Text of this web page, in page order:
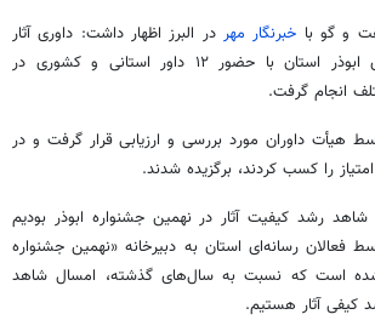
و گوبا خبرنگار مهر در البرز اظهار داشت: داوری آثار
نهمین جشنواره رسانه‌ای ابوذر استان با حضور ۱۲ داور استانی و کشوری در
انجام گرفت.
هیأت داوران مورد بررسی و ارزیابی قرار گرفت و در
را کسب کردند، برگزیده شدند.
شاهد رشد کیفیت آثار در نهمین جشنواره ابوذر بودیم
۶۰۲ اثر توسط فعالان رسانه‌ای استان به دبیرخانه «نهمین جشنواره
شده است که نسبت به سال‌های گذشته، امسال شاهد
آثار هستیم.